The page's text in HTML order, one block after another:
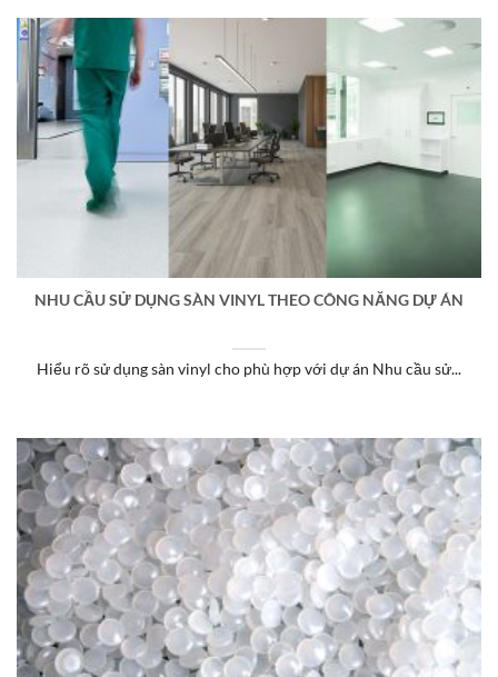
NHU CẦU SỬ DỤNG SÀN VINYL THEO CÔNG NĂNG DỰ ÁN
Hiểu rõ sử dụng sàn vinyl cho phù hợp với dự án Nhu cầu sử...